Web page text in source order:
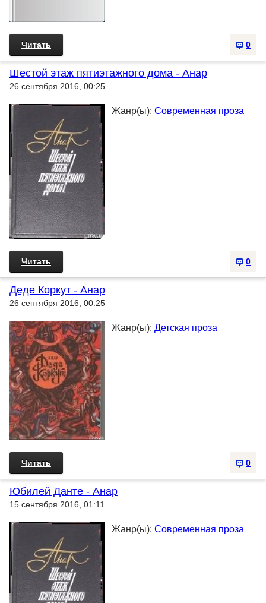
0
Читать
Шестой этаж пятиэтажного дома - Анар
26 сентября 2016, 00:25
Жанр(ы): Современная проза
0
Читать
Деде Коркут - Анар
26 сентября 2016, 00:25
Жанр(ы): Детская проза
0
Читать
Юбилей Данте - Анар
15 сентября 2016, 01:11
Жанр(ы): Современная проза